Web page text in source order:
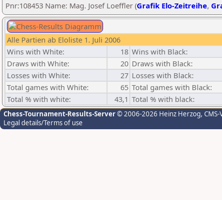
Pnr:108453 Name: Mag. Josef Loeffler (Grafik Elo-Zeitreihe,
Alle Partien ab Eloliste 1. Juli 2006
Wins with White:
18 Wins with Black:
Draws with White:
20 Draws with Black:
Losses with White:
27 Losses with Black:
Total games with White:
65 Total games with Black:
Total % with white:
43,1 Total % with black:
Chess-Tournament-Results-Server© 2006-2026 Heinz Herzog,
Legal details/Terms of use